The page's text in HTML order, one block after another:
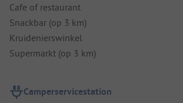
Cafe of restaurant
Snackbar (op 3 km)
Kruidenierswinkel
Supermarkt (op 3 km)
Camperservicestation